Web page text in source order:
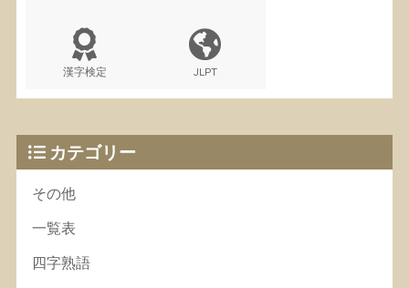
漢字検定 JLPT
カテゴリー
その他
一覧表
四字熟語